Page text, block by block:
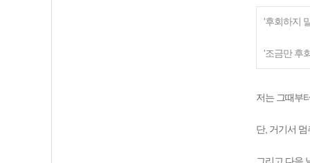
'후회하지
'조금만 후
저는 그때부
단, 거기서